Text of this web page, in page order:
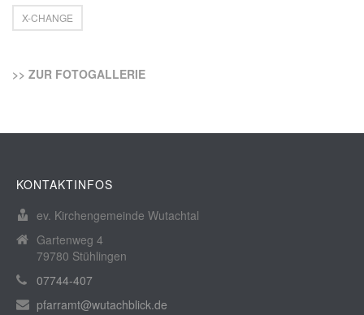
X-CHANGE
>> ZUR FOTOGALLERIE
KONTAKTINFOS
ev. Kirchengemeinde Wutachtal
Gartenweg 4
79780 Stühlingen
07744-407
pfarramt@wutachblick.de